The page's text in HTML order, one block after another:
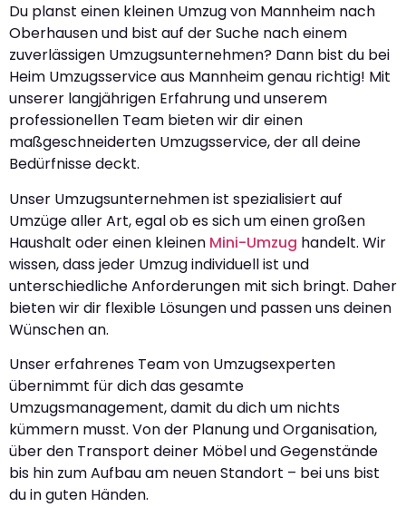
Du planst einen kleinen Umzug von Mannheim nach
Oberhausen und bist auf der Suche nach einem
zuverlässigen Umzugsunternehmen? Dann bist du bei
Heim Umzugsservice aus Mannheim genau richtig! Mit
unserer langjährigen Erfahrung und unserem
professionellen Team bieten wir dir einen
maßgeschneiderten Umzugsservice, der all deine
Bedürfnisse deckt.
Unser Umzugsunternehmen ist spezialisiert auf
Umzüge aller Art, egal ob es sich um einen großen
Haushalt oder einen kleinen Mini-Umzug handelt. Wir
wissen, dass jeder Umzug individuell ist und
unterschiedliche Anforderungen mit sich bringt. Daher
bieten wir dir flexible Lösungen und passen uns deinen
Wünschen an.
Unser erfahrenes Team von Umzugsexperten
übernimmt für dich das gesamte
Umzugsmanagement, damit du dich um nichts
kümmern musst. Von der Planung und Organisation,
über den Transport deiner Möbel und Gegenstände
bis hin zum Aufbau am neuen Standort – bei uns bist
du in guten Händen.